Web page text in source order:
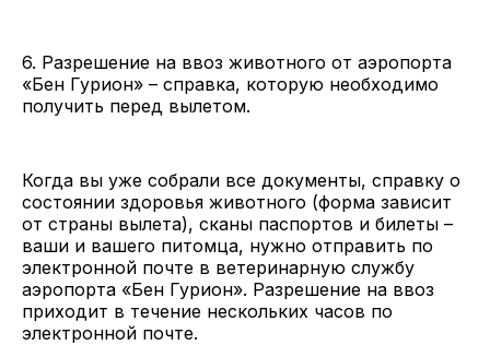
6. Разрешение на ввоз животного от аэропорта
«Бен Гурион» – справка, которую необходимо
получить перед вылетом.
Когда вы уже собрали все документы, справку о
состоянии здоровья животного (форма зависит
от страны вылета), сканы паспортов и билеты –
ваши и вашего питомца, нужно отправить по
электронной почте в ветеринарную службу
аэропорта «Бен Гурион». Разрешение на ввоз
приходит в течение нескольких часов по
электронной почте.